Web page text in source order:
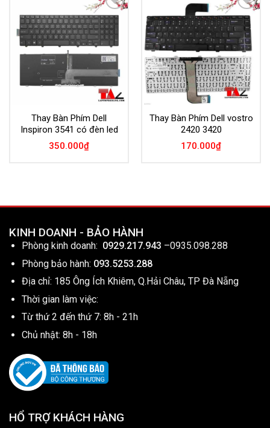
Add to
Wishlist
Thay Bàn Phím Dell
Inspiron 3541 có đèn led
350.000₫
Add to
Wishlist
Thay Bàn Phím Dell vostro
2420 3420
170.000₫
KINH DOANH - BẢO HÀNH
Phòng kinh doanh: 0929.217.943 –0935.098.288
Phòng bảo hành: 093.5253.288
Địa chỉ: 185 Ông Ích Khiêm, Q.Hải Châu, TP Đà Nẵng
Thời gian làm việc:
Từ thứ 2 đến thứ 7: 8h - 21h
Chủ nhật: 8h - 18h
HỔ TRỢ KHÁCH HÀNG